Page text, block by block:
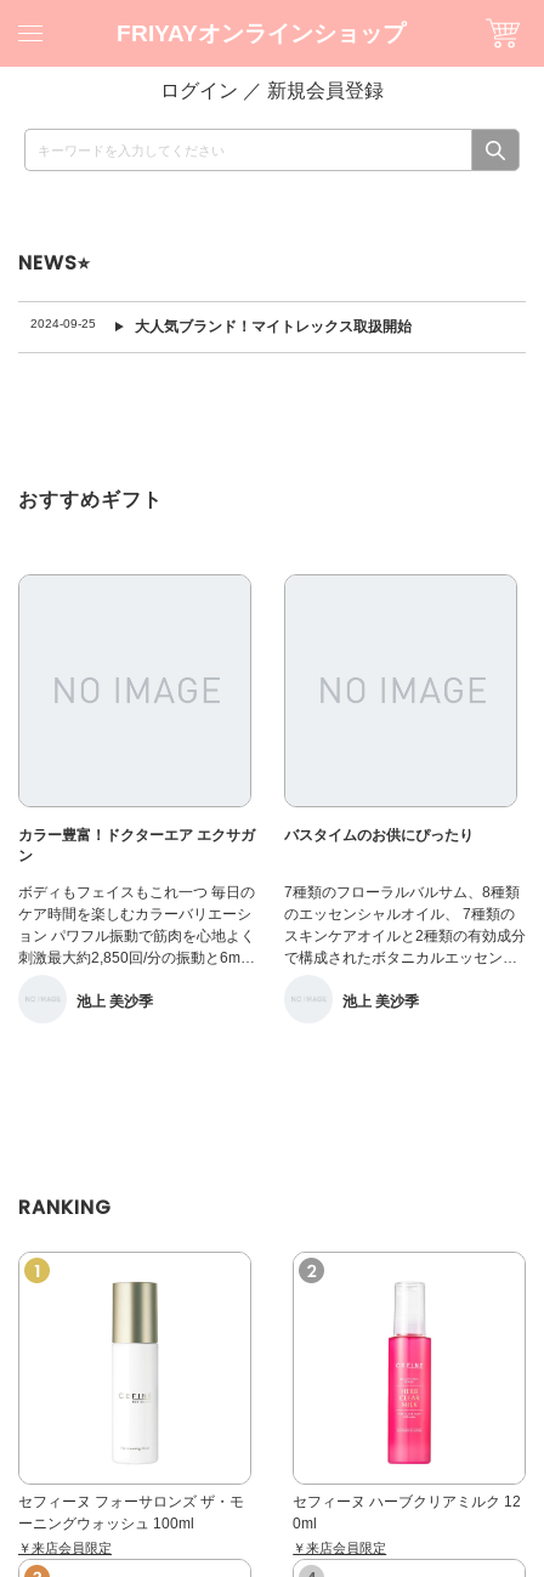
FRIYAYオンラインショップ
ログイン ／ 新規会員登録
NEWS⭐︎
2024-09-25 大人気ブランド！マイトレックス取扱開始
おすすめギフト
カラー豊富！ドクターエア エクサガ
ン
ボディもフェイスもこれ一つ 毎日の
ケア時間を楽しむカラーバリエーシ
ョン パワフル振動で筋肉を心地よく
刺激最大約2,850回/分の振動と6mm
アを実現。 筋肉を刺激し、快適ケ
池上 美沙季
バスタイムのお供にぴったり
7種類のフローラルバルサム、8種類
のエッセンシャルオイル、 7種類の
スキンケアオイルと2種類の有効成分
で構成されたボタニカルエッセンス
を柔らかく、滑らかにしっとりさ
池上 美沙季
RANKING
セフィーヌ フォーサロンズ ザ・モ
ーニングウォッシュ 100ml
￥来店会員限定
セフィーヌ ハーブクリアミルク 12
0ml
￥来店会員限定